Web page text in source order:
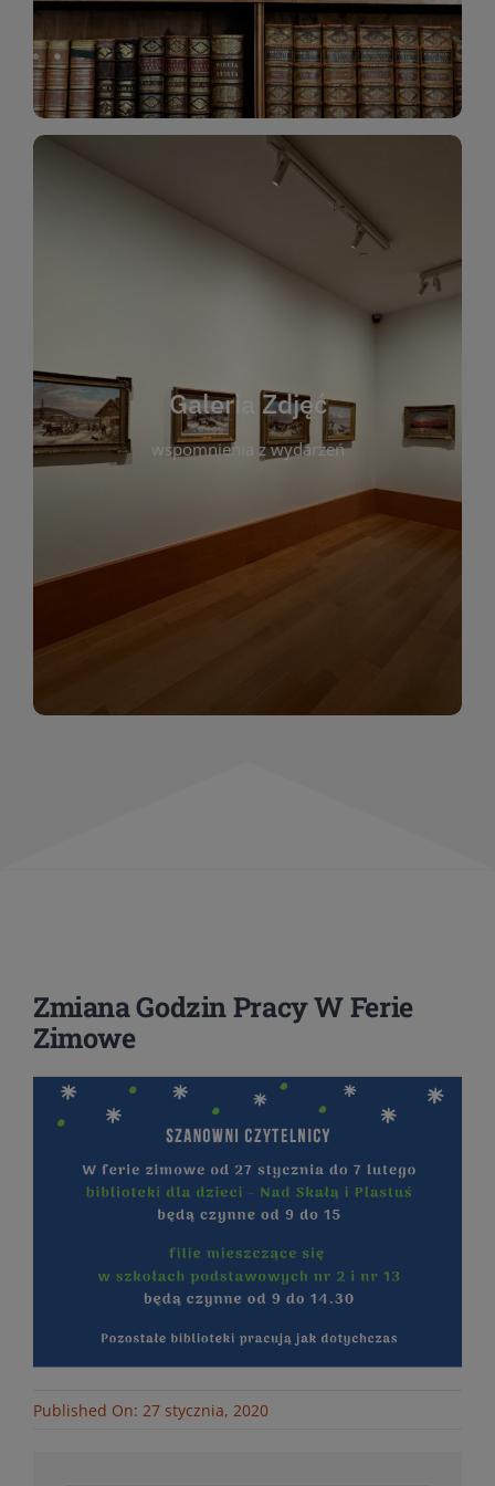
Katalog Zbiorów
Galeria Zdjęć
wspomnienia z wydarzeń
Galeria Zdjęć
wspomnienia z wydarzeń, spotkań i projektów
którym można zobaczyć, jak żyje nasza biblioteka
i jej społeczność. Zdjęcia dokumentują zarówno
uroczyste chwile, jak i codzienne aktywności
czytelników. Regularnie dodajemy nowe galerie,
by każdy mógł powrócić do wyjątkowych
momentów. Zapraszamy do obejrzenia,
wspominania i inspirowania się!
Zmiana Godzin Pracy W Ferie
Zimowe
Published On: 27 stycznia, 2020